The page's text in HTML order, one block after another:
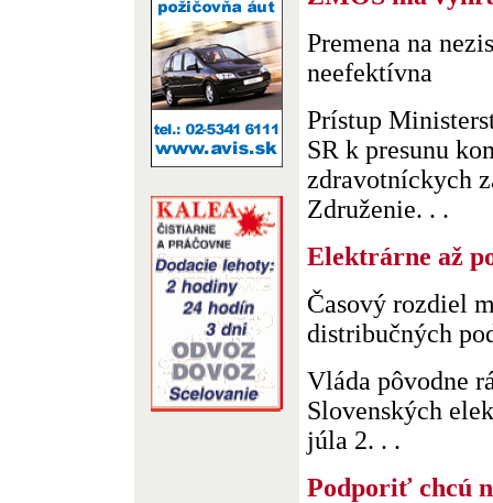
Premena na
neefektívna
Prístup
SR k presunu
zdravotníckych
Združenie. . .
Elektrárne až
Časový rozdiel
distribučných
Vláda pôvodne
Slovenských
júla 2. . .
Podporiť chcú